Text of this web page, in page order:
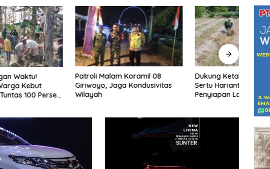
Patroli Malam Koramil 08
Giriwoyo, Jaga Kondusivitas
Wilayah
Dukung Ketahanan Pangan,
Sertu Harianto Dampingi Petani
Penyiapan Lahan Sawah Di
DPRD